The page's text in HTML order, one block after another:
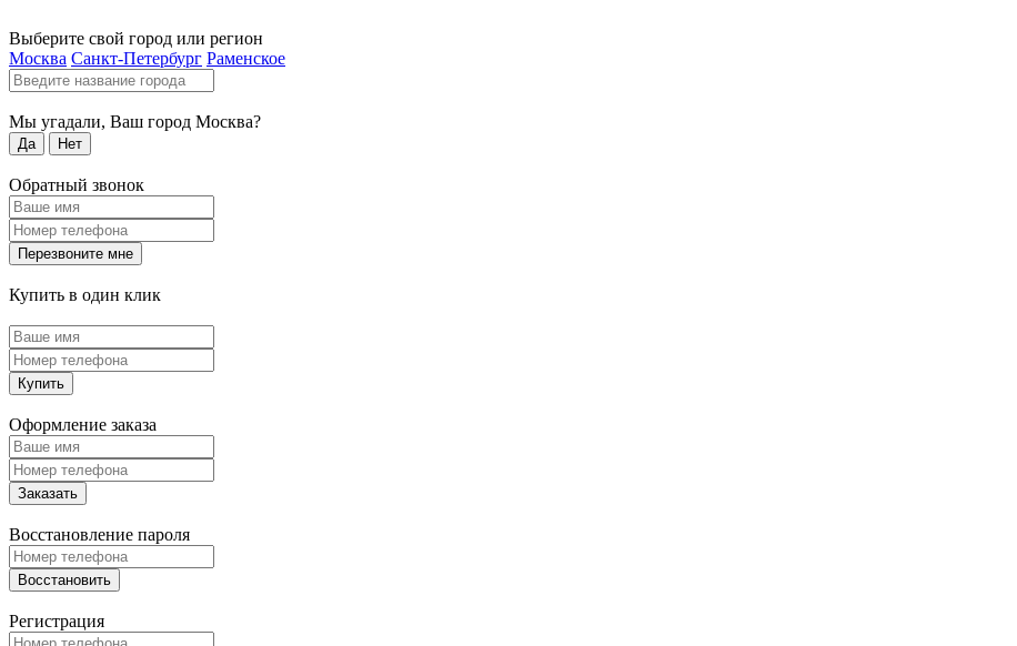
Выберите свой город или регион
Москва Санкт-Петербург Раменское
Мы угадали, Ваш город Москва?
Да Нет
Обратный звонок
Перезвоните мне
Купить в один клик
Купить
Оформление заказа
Заказать
Восстановление пароля
Восстановить
Регистрация